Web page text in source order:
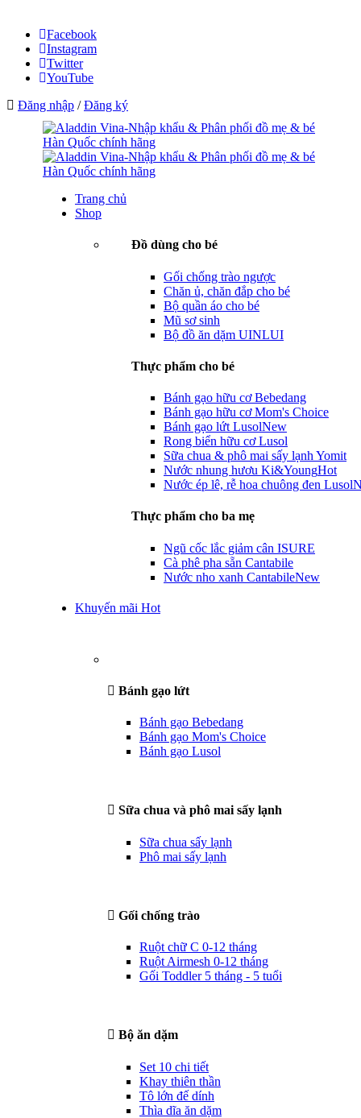
Facebook
Instagram
Twitter
YouTube
Đăng nhập /Đăng ký
Trang chủ
Shop
Đồ dùng cho bé
Gối chống trào ngược
Chăn ủ, chăn đắp cho bé
Bộ quần áo cho bé
Mũ sơ sinh
Bộ đồ ăn dặm UINLUI
Thực phẩm cho bé
Bánh gạo hữu cơ Bebedang
Bánh gạo hữu cơ Mom's Choice
Bánh gạo lứt LusolNew
Rong biển hữu cơ Lusol
Sữa chua & phô mai sấy lạnh Yomit
Nước nhung hươu Ki&YoungHot
Nước ép lê, rễ hoa chuông đen Lusol
Thực phẩm cho ba mẹ
Ngũ cốc lắc giảm cân ISURE
Cà phê pha sẵn Cantabile
Nước nho xanh CantabileNew
Khuyến mãi Hot
Bánh gạo lứt
Bánh gạo Bebedang
Bánh gạo Mom's Choice
Bánh gạo Lusol
Sữa chua và phô mai sấy lạnh
Sữa chua sấy lạnh
Phô mai sấy lạnh
Gối chống trào
Ruột chữ C 0-12 tháng
Ruột Airmesh 0-12 tháng
Gối Toddler 5 tháng - 5 tuổi
Bộ ăn dặm
Set 10 chi tiết
Khay thiên thần
Tô lớn đế dính
Thìa dĩa ăn dặm